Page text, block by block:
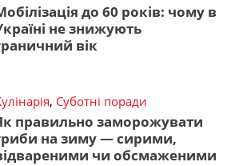
до 60 років: чому в
не знижують
вік
, Суботні поради
правильно заморожувати
на зиму — сирими,
чи обсмаженими